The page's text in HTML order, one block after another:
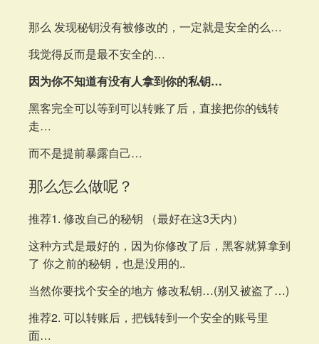
那么 发现秘钥没有被修改的，一定就是安全的么…
我觉得反而是最不安全的…
因为你不知道有没有人拿到你的私钥…
黑客完全可以等到可以转账了后，直接把你的钱转
走…
而不是提前暴露自己…
那么怎么做呢？
推荐1. 修改自己的秘钥 （最好在这3天内）
这种方式是最好的，因为你修改了后，黑客就算拿到
了 你之前的秘钥，也是没用的..
当然你要找个安全的地方 修改私钥…(别又被盗了…)
推荐2. 可以转账后，把钱转到一个安全的账号里
面…